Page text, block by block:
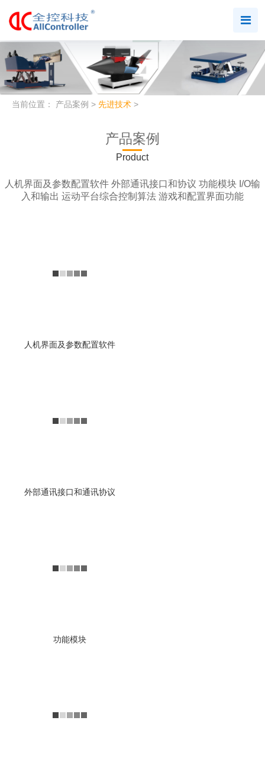
当前位置： 产品案例 > 先进技术>
产品案例
Product
人机界面及参数配置软件 外部通讯接口和协议 功能模块 I/O输
入和输出 运动平台综合控制算法 游戏和配置界面功能
人机界面及参数配置软件
人机界面及参数配置软件
南京全控自由度平台人机界面
及参数配置软件
外部通讯接口和通讯协议
查看详情
功能模块
查看详情
查看详情
查看详情